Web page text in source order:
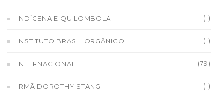
INDÍGENA E QUILOMBOLA (1)
INSTITUTO BRASIL ORGÂNICO (1)
INTERNACIONAL (79)
IRMÃ DOROTHY STANG (1)